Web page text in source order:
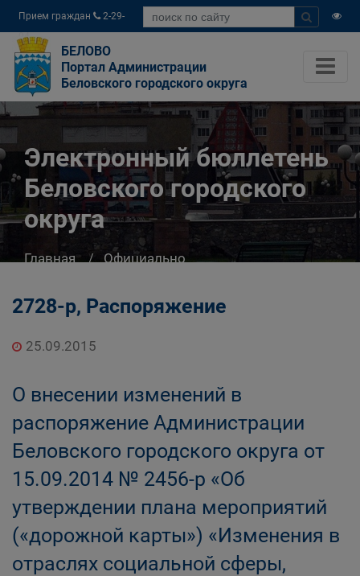
Прием граждан
2-29-
04
БЕЛОВО
Портал Администрации
Беловского городского округа
Электронный бюллетень
Беловского городского
округа
Главная
Официально
городского округа
2728-р, Распоряжение
25.09.2015
О внесении изменений в
распоряжение Администрации
Беловского городского округа от
15.09.2014 № 2456-р «Об
утверждении плана мероприятий
(«дорожной карты») «Изменения в
отраслях социальной сферы,